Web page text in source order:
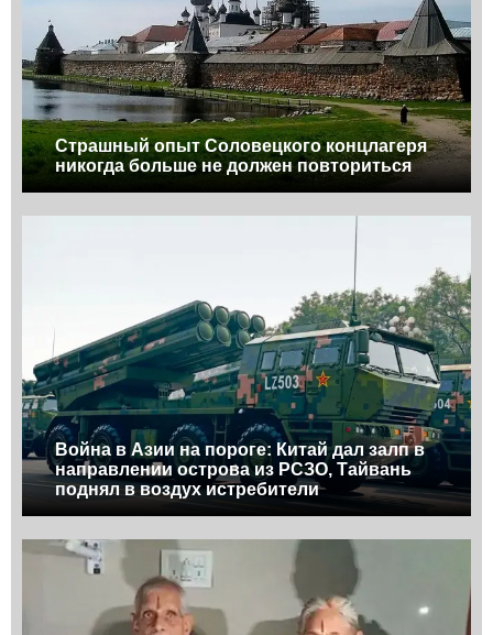
Страшный опыт Соловецкого концлагеря
никогда больше не должен повториться
Война в Азии на пороге: Китай дал залп в
направлении острова из РСЗО, Тайвань
поднял в воздух истребители